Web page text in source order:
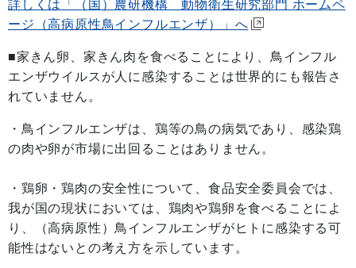
詳しくは「（国）農研機構 動物衛生研究部門 ホームペ
ージ（高病原性鳥インフルエンザ）」へ
■家きん卵、家きん肉を食べることにより、鳥インフル
エンザウイルスが人に感染することは世界的にも報告さ
れていません。
・鳥インフルエンザは、鶏等の鳥の病気であり、感染鶏
の肉や卵が市場に出回ることはありません。
・鶏卵・鶏肉の安全性について、食品安全委員会では、
我が国の現状においては、鶏肉や鶏卵を食べることによ
り、（高病原性）鳥インフルエンザがヒトに感染する可
能性はないとの考え方を示しています。